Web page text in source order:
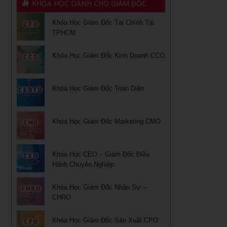
Khóa học kỹ năng làm việc hiệu quả tại hà nội
Khóa học phân tích báo cáo tài chính
Xây dựng, quản lý & phát triển kênh phân phối dành cho
CEO
Xây dựng, quản lý và phát triển cửa hàng của doanh
nghiệp
Khóa học đàm phán thương lượng
Khóa Học Kỹ năng bán hàng hiệu quả
Khóa học Thuyết Trình Trước Đám Đông
Học quản lý tài chính dành cho các nhà quản trị không
Kỹ năng bán hàng qua điện thoại
Quản trị cuộc đời – Ts. Lê Thẩm Dương
Học kỹ năng phỏng vấn tuyển dụng tại Tphcm
Sống khỏe trẻ đẹp – Nghệ thuật ăn uống cân bằng âm
dương
Khoá học nhân tướng học Nâng Cao trong quản trị nhân
sự TPHCM
Khoá học Nhân tướng học trong quản trị nhân sự TPHCM
KHÓA HỌC DÀNH CHO GIÁM ĐỐC
Khóa Học Giám Đốc Tài Chính Tại
TPHCM
Khóa Học Giám Đốc Kinh Doanh CCO
Khóa Học Giám Đốc Toàn Diện
Khóa Học Giám Đốc Marketing CMO
Khóa Học CEO – Giám Đốc Điều
Hành Chuyên Nghiệp
Khóa Học Giám Đốc Nhân Sự –
CHRO
Khóa Học Giám Đốc Sản Xuất CPO